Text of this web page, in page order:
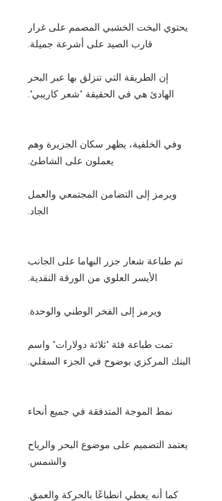
يحتوي اليخت الخشبي المصمم على غرار
قارب الصيد على أشرعة جميلة.
إن الطريقة التي تنزلق بها عبر البحر
الهادئ هي في الحقيقة "شعر كاريبي".
وفي الخلفية، يظهر سكان الجزيرة وهم
يعملون على الشاطئ.
ويرمز إلى التضامن المجتمعي والعمل
الجاد.
تم طباعة شعار جزر البهاما على الجانب
الأيسر العلوي من الورقة النقدية.
ويرمز إلى الفخر الوطني والوحدة.
تمت طباعة فئة "ثلاثة دولارات" واسم
البنك المركزي بوضوح في الجزء السفلي.
نمط الموجة المتدفقة في جميع أنحاء
يعتمد التصميم على موضوع البحر والرياح
والشمس.
كما أنه يعطي انطباعًا بالحركة والعمق.